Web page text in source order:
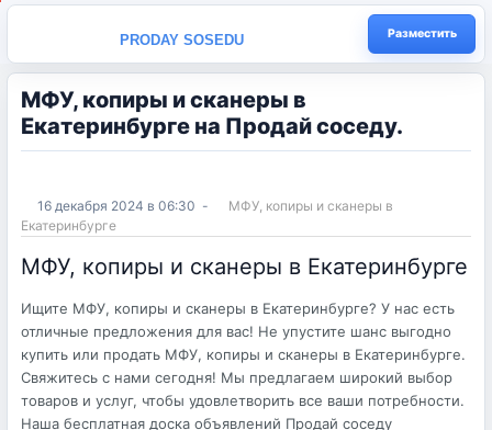
PRODAY SOSEDU Разместить
МФУ, копиры и сканеры в
Екатеринбурге на Продай соседу.
16 декабря 2024 в 06:30 -
МФУ, копиры и сканеры в
Екатеринбурге
МФУ, копиры и сканеры в Екатеринбурге
Ищите МФУ, копиры и сканеры в Екатеринбурге? У нас есть
отличные предложения для вас! Не упустите шанс выгодно
купить или продать МФУ, копиры и сканеры в Екатеринбурге.
Свяжитесь с нами сегодня! Мы предлагаем широкий выбор
товаров и услуг, чтобы удовлетворить все ваши потребности.
Наша бесплатная доска объявлений Продай соседу